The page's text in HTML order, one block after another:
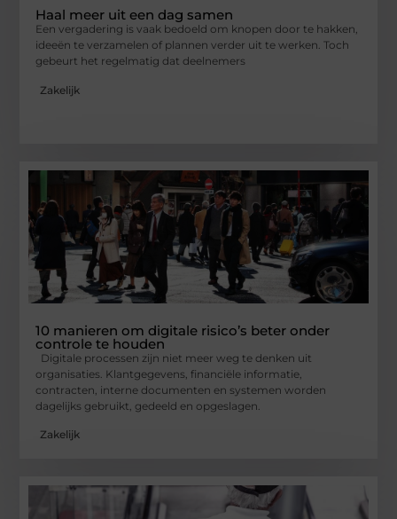
Haal meer uit een dag samen
Een vergadering is vaak bedoeld om knopen door te hakken,
ideeën te verzamelen of plannen verder uit te werken. Toch
gebeurt het regelmatig dat deelnemers
Zakelijk
10 manieren om digitale risico’s beter onder
controle te houden
Digitale processen zijn niet meer weg te denken uit
organisaties. Klantgegevens, financiële informatie,
contracten, interne documenten en systemen worden
dagelijks gebruikt, gedeeld en opgeslagen.
Zakelijk